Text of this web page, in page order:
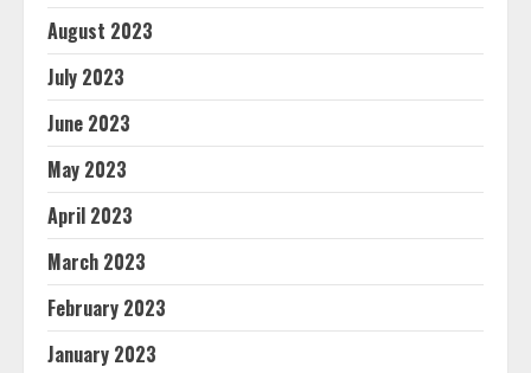
August 2023
July 2023
June 2023
May 2023
April 2023
March 2023
February 2023
January 2023